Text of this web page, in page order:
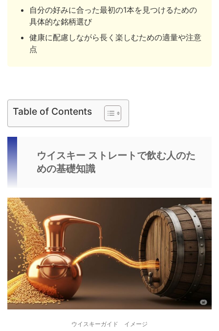
自分の好みに合った最初の1本を見つけるための
具体的な銘柄選び
健康に配慮しながら長く楽しむための適量や注意
点
Table of Contents
ウイスキー ストレートで飲む人のた
めの基礎知識
ウイスキーガイド イメージ